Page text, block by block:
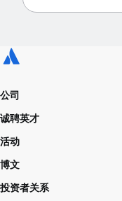
公司
诚聘英才
活动
博文
投资者关系